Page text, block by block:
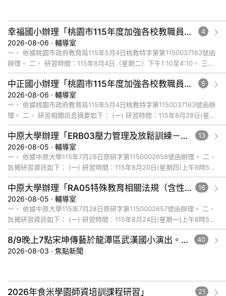
幸福國小辦理「桃園市115年度加強各校教職員及家長特教知能研習」，鼓勵教師、家長及教師助理員踴躍報名參加 4
2026-08-06 · 輔導室
一、 依據桃園市政府教育局115年5月4日桃教特字第第1150037163號函
辦理。 二、 研習時間：115年8月4日（星期二）下午1:10至4:10。 三、
研習地點：本校4樓禮堂。 四、 研... 觀看完整文章
中正國小辦理「桃園市115年度加強各校教職員及家長特教知能研習」，鼓勵教師、特教助理員、家長踴躍報名參加 6
2026-08-06 · 輔導室
一、 依據桃園市政府教育局115年5月4日桃教特字第1150037163號函辦
理。 二、 研習相關訊息摘要如下： (一) 研習時間：115年8月28日(星期
五)下午1時至4時。 (二) 研習地點... 觀看完整文章
中原大學辦理「ERB03壓力管理及放鬆訓練－芳香療法於自我照護與自我覺察之應用」研習 13
2026-08-05 · 輔導室
一、 依據中原大學115年7月28日原研字第1150002658號函辦理。 二、
旨揭研習資訊如下： (一) 研習時間：115年8月20日(星期四)上午8時50
分至下午4時10分。 (二) 研習... 觀看完整文章
中原大學辦理「RA05特殊教育相關法規（含性別平等及人權法治）：心智障礙者的性議題介入－以依附關係為主體的性教育」研習 16
2026-08-05 · 輔導室
一、 依據中原大學115年7月28日原研字第1150002657號函辦理。 二、
旨揭研習資訊如下： (一) 研習時間：115年8月24日(星期一)上午8時50
分至下午4時10分。 (二) 研習... 觀看完整文章
8/9晚上7點宋坤傳藝於龍潭區武漢國小演出。中壢光影館8月「FUN肆一夏」主題影展。桃園好市應援祭8/12巡迴開跑!消費享應援金。 40
2026-08-03 · 焦點新聞
2026年食米學園師資培訓課程研習」 21